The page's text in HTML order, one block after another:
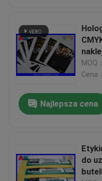
MOQ
Cena
Najlepsza cena
do